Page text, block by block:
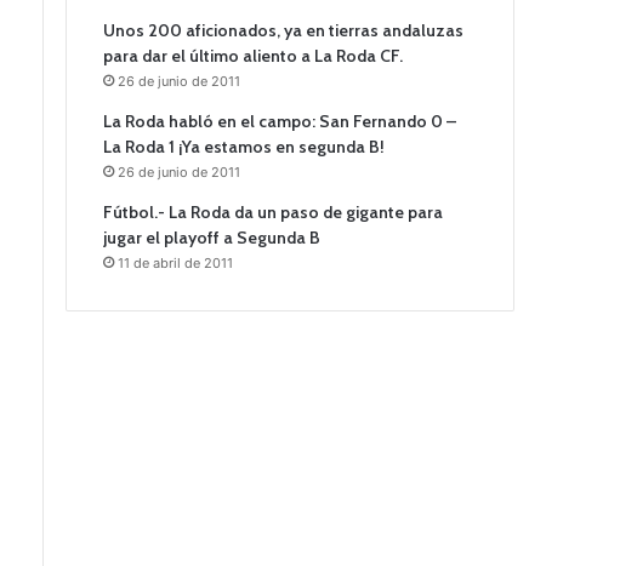
Unos 200 aficionados, ya en tierras andaluzas
para dar el último aliento a La Roda CF.
26 de junio de 2011
La Roda habló en el campo: San Fernando 0 –
La Roda 1 ¡Ya estamos en segunda B!
26 de junio de 2011
Fútbol.- La Roda da un paso de gigante para
jugar el playoff a Segunda B
11 de abril de 2011